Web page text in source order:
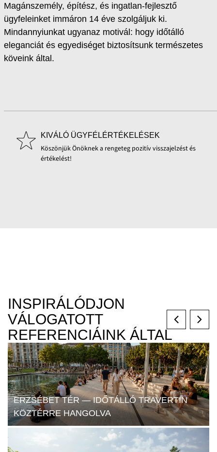
Magánszemély, építész, és ingatlan-fejlesztő
ügyfeleinket immáron 14 éve szolgáljuk ki.
Mindannyiunkat ugyanaz motivál: hogy időtálló
eleganciát és egyediséget biztosítsunk természetes
köveink által.
KIVÁLÓ ÜGYFÉLÉRTÉKELÉSEK
Köszönjük Önöknek a rengeteg pozitív visszajelzést és
értékelést!
INSPIRÁLÓDJON
VÁLOGATOTT
REFERENCIÁINK ÁLTAL
ERZSÉBET TÉR — IDŐTÁLLÓ TRAVERTIN
KÖZTÉRRE HANGOLVA